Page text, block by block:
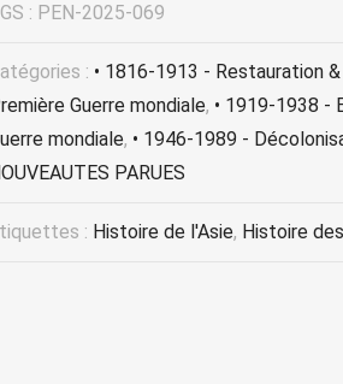
: PEN-2025-069
: • 1816-1913 - Restauration
Guerre mondiale, • 1919-1938 -
mondiale, • 1946-1989 -
PARUES
: Histoire de l'Asie, Histoire